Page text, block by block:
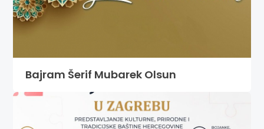
Bajram Šerif Mubarek Olsun